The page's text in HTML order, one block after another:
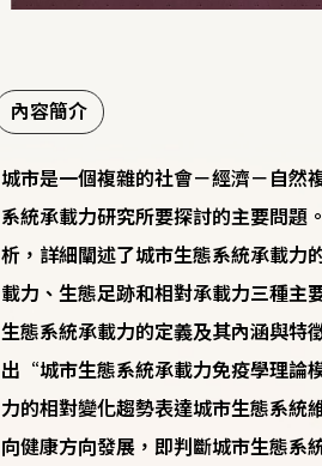
內容簡介
城市是一個複雜的社會－經濟－自然
系統承載力研究所要探討的主要問題
析，詳細闡述了城市生態系統承載力
載力、生態足跡和相對承載力三種主
生態系統承載力的定義及其內涵與特
出“城市生態系統承載力免疫學理論
力的相對變化趨勢表達城市生態系統
向健康方向發展​​，即判斷城市生態系